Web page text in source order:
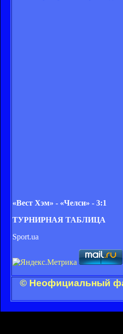
«Вест Хэм» - «Челси» - 3:1
ТУРНИРНАЯ ТАБЛИЦА
Sport.ua
© Неофициальный